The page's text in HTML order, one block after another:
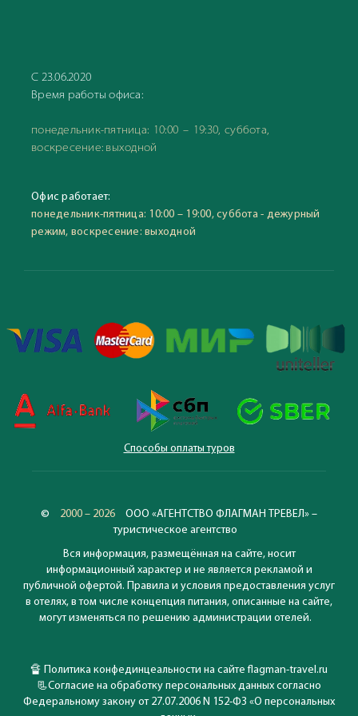
С 23.06.2020
Время работы офиса:
понедельник-пятница: 10:00 – 19:30, суббота,
воскресение: выходной
Офис работает:
понедельник-пятница: 10:00 – 19:00, суббота - дежурный
режим, воскресение: выходной
Способы оплаты туров
© 2000 – 2026
ООО «АГЕНТСТВО ФЛАГМАН ТРЕВЕЛ» –
туристическое агентство
Вся информация, размещённая на сайте, носит
информационный характер и не является рекламой и
публичной офертой. Правила и условия предоставления услуг
в отелях, в том числе концепция питания, описанные на сайте,
могут изменяться по решению администрации отелей.
🔏 Политика конфединцеальности на сайте flagman-travel.ru
📃Согласие на обработку персональных данных согласно
Федеральному закону от 27.07.2006 N 152-ФЗ «О персональных